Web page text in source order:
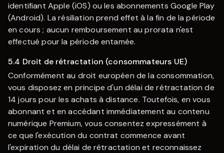
identifiant Apple (iOS) ou les abonnements Google Play
(Android). La résiliation prend effet à la fin de la période
en cours ; aucun remboursement au prorata n'est
effectué pour la période entamée.
5.4 Droit de rétractation (consommateurs UE)
Conformément au droit européen de la consommation,
vous disposez en principe d'un délai de rétractation de
14 jours pour les achats à distance. Toutefois, en vous
abonnant et en accédant immédiatement au contenu
numérique Premium, vous consentez expressément à
ce que l'exécution du contrat commence avant
l'expiration du délai de rétractation et reconnaissez